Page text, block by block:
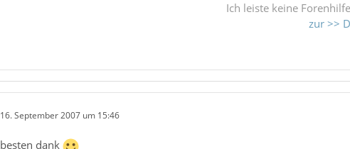
Ich leiste keine Forenhilfe
zur >>
16. September 2007 um 15:46
besten dank